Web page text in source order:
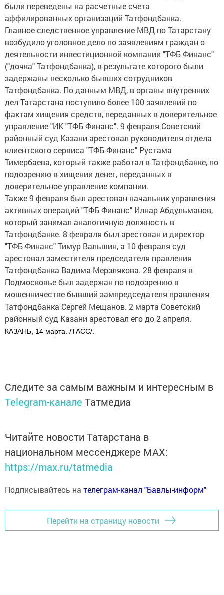
были переведены на расчетные счета
аффилированных организаций Татфондбанка.
Главное следственное управление МВД по Татарстану
возбудило уголовное дело по заявлениям граждан о
деятельности инвестиционной компании "ТФБ Финанс"
("дочка" Татфондбанка), в результате которого были
задержаны несколько бывших сотрудников
Татфондбанка. По данным МВД, в органы внутренних
дел Татарстана поступило более 100 заявлений по
фактам хищения средств, переданных в доверительное
управление "ИК "ТФБ Финанс". 9 февраля Советский
районный суд Казани арестовал руководителя отдела
клиентского сервиса "ТФБ-Финанс" Рустама
Тимербаева, который также работал в Татфондбанке, по
подозрению в хищении денег, переданных в
доверительное управление компании.
Также 9 февраля был арестован начальник управления
активных операций "ТФБ Финанс" Илнар Абдульманов,
который занимал аналогичную должность в
Татфондбанке. 8 февраля был арестован и директор
"ТФБ Финанс" Тимур Вальшин, а 10 февраля суд
арестовал заместителя председателя правления
Татфондбанка Вадима Мерзлякова. 28 февраля в
Подмосковье был задержан по подозрению в
мошенничестве бывший зампредседателя правления
Татфондбанка Сергей Мещанов. 2 марта Советский
районный суд Казани арестовал его до 2 апреля.
КАЗАНЬ, 14 марта. /ТАСС/.
Следите за самым важным и интересным в
Telegram-канале Татмедиа
Читайте новости Татарстана в
национальном мессенджере MАХ:
https://max.ru/tatmedia
Подписывайтесь на телеграм-канал "Бавлы-информ"
Перейти на страницу новости